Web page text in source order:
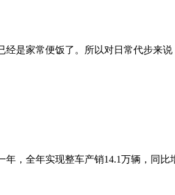
经是家常便饭了。所以对日常代步来
，全年实现整车产销14.1万辆，同